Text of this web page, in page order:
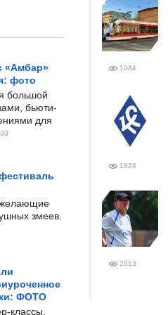
«Амбар»
фото
большой
бьюти-
для
змеев.
ФОТО
классы,
1084
1824
2013